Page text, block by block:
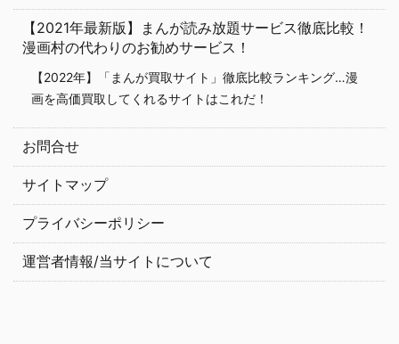
【2021年最新版】まんが読み放題サービス徹底比較！
漫画村の代わりのお勧めサービス！
【2022年】「まんが買取サイト」徹底比較ランキング…漫
画を高価買取してくれるサイトはこれだ！
お問合せ
サイトマップ
プライバシーポリシー
運営者情報/当サイトについて